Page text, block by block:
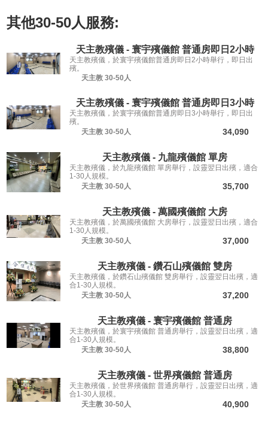
其他30-50人服務:
天主教殯儀 - 寰宇殯儀館 普通房即日2小時
天主教殯儀，於寰宇殯儀館普通房即日2小時舉行，即日出
殯。
天主教 30-50人
天主教殯儀 - 寰宇殯儀館 普通房即日3小時
天主教殯儀，於寰宇殯儀館普通房即日3小時舉行，即日出
殯。
天主教 30-50人 34,090
天主教殯儀 - 九龍殯儀館 單房
天主教殯儀，於九龍殯儀館 單房舉行，設靈翌日出殯，適合
1-30人規模。
天主教 30-50人 35,700
天主教殯儀 - 萬國殯儀館 大房
天主教殯儀，於萬國殯儀館 大房舉行，設靈翌日出殯，適合
1-30人規模。
天主教 30-50人 37,000
天主教殯儀 - 鑽石山殯儀館 雙房
天主教殯儀，於鑽石山殯儀館 雙房舉行，設靈翌日出殯，適
合1-30人規模。
天主教 30-50人 37,200
天主教殯儀 - 寰宇殯儀館 普通房
天主教殯儀，於寰宇殯儀館 普通房舉行，設靈翌日出殯，適
合1-30人規模。
天主教 30-50人 38,800
天主教殯儀 - 世界殯儀館 普通房
天主教殯儀，於世界殯儀館 普通房舉行，設靈翌日出殯，適
合1-30人規模。
天主教 30-50人 40,900